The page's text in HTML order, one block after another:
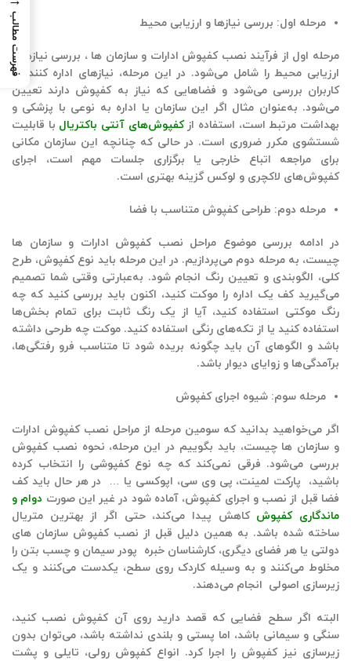
مرحله اول: بررسی نیازها و ارزیابی محیط
مرحله اول از فرآیند نصب کفپوش ادارات و سازمان ها ، بررسی نیازها و
ارزیابی محیط را شامل می‌شود. در این مرحله، نیازهای اداره کننده و
کاربران بررسی می‌شود و فضاهایی که نیاز به کفپوش دارند تعیین
می‌شود. به‌عنوان مثال اگر این سازمان یا اداره به‌ نوعی با پزشکی و
بهداشت مرتبط است، استفاده ازکفپوش‌های آنتی باکتریال با قابلیت
شستشوی مکرر ضروری است. در حالی که چنانچه این سازمان مکانی
برای مراجعه اتباع خارجی یا برگزاری جلسات مهم است، اجرای
کفپوش‌های لاکچری و لوکس گزینه بهتری است.
مرحله دوم: طراحی کفپوش متناسب با فضا
در ادامه بررسی موضوع مراحل نصب کفپوش ادارات و سازمان ها
چیست، به مرحله دوم می‌پردازیم. در این مرحله باید نوع کفپوش، طرح
کلی، الگوبندی و تعیین رنگ انجام شود. به‌عبارتی وقتی شما تصمیم
می‌گیرید کف یک اداره را موکت کنید، اکنون باید بررسی کنید که چه
رنگ موکتی استفاده کنید، آیا از یک رنگ ثابت برای تمام بخش‌ها
استفاده کنید یا از تکه‌های رنگی استفاده کنید. موکت چه طرحی داشته
باشد و الگوهای آن باید چگونه بریده شود تا متناسب فرو رفتگی‌ها،
برآمدگی‌ها و زوایای دیوار باشد.
مرحله سوم: شیوه اجرای کفپوش
اگر می‌خواهید بدانید که سومین مرحله از مراحل نصب کفپوش ادارات
و سازمان ها چیست، باید بگوییم در این مرحله، نحوه نصب کفپوش
بررسی می‌شود. فرقی نمی‌کند که چه نوع کفپوشی را انتخاب کرده
باشید، پارکت لمینت، پی وی سی، اپوکسی یا … در هر حال باید کف
فضا قبل از نصب و اجرای کفپوش، آماده شود در غیر این صورت دوام و
ماندگاری کفپوش کاهش پیدا می‌کند، حتی اگر از بهترین متریال
ساخته شده باشد. به همین دلیل قبل از نصب کفپوش سازمان های
دولتی یا هر فضای دیگری، کارشناسان خبره پودر سیمان و چسب بتن را
مخلوط می‌کنند و به وسیله کاردک روی سطح، یکدست می‌کنند و یک
زیرسازی اصولی انجام می‌دهند.
البته اگر سطح فضایی که قصد دارید روی آن کفپوش نصب کنید،
سنگی و سیمانی باشد، اما پستی و بلندی نداشته باشد، می‌توان بدون
زیرسازی نیز کفپوش را اجرا کرد. انواع کفپوش رولی، تایلی و پشت
فهرست مطالب